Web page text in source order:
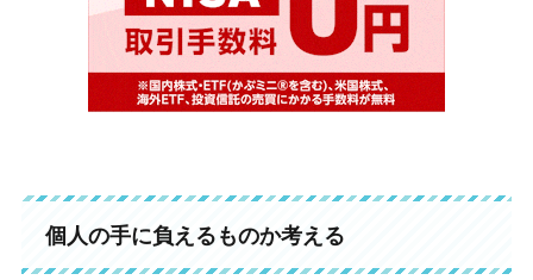
個人の手に負えるものか考える